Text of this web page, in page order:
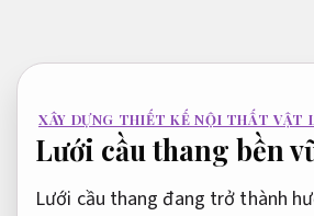
nội
dungXÂY DỰNG THIẾT KẾ NỘI THẤT VẬT
Lưới cầu thang bền
Lưới cầu thang đang trở thành